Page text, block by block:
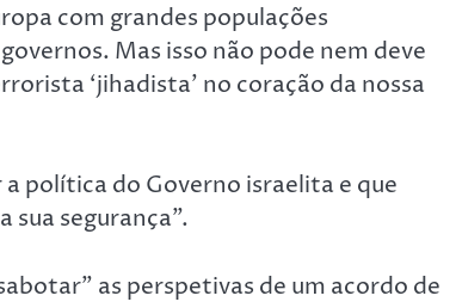
com grandes populações
Mas isso não pode nem deve
‘jihadista’ no coração da nossa
política do Governo israelita e que
sua segurança”.
as perspetivas de um acordo de